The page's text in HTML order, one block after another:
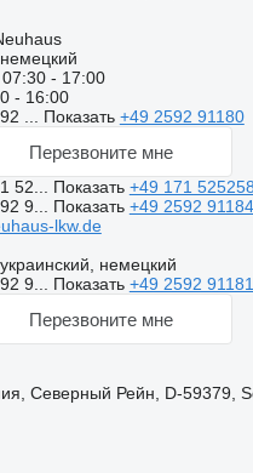
немецкий
07:30 - 17:00
- 16:00
... Показать +49 2592 91180
Перезвоните мне
52... Показать +49 171
9... Показать +49 2592
lkw.de
украинский, немецкий
9... Показать +49 2592
Перезвоните мне
Северный Рейн, D-59379,